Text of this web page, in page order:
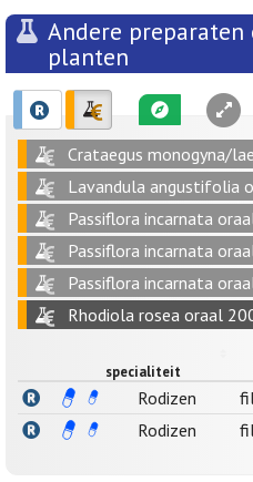
Andere preparaten
planten
Crataegus monogyna/
Lavandula angustifolia
Passiflora incarnata
Passiflora incarnata
Passiflora incarnata
Rhodiola rosea oraal
specialiteit
Rodizen
Rodizen